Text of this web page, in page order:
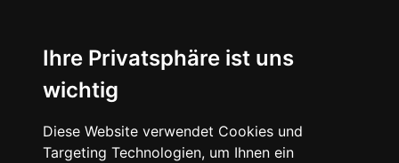
Ihre Privatsphäre ist uns
wichtig
Diese Website verwendet Cookies und
Targeting Technologien, um Ihnen ein